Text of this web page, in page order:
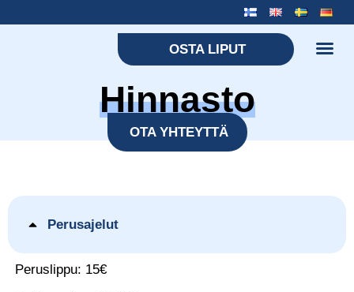
OSTA LIPUT
Hinnasto
OTA YHTEYTTÄ
Perusajelut
Peruslippu: 15€